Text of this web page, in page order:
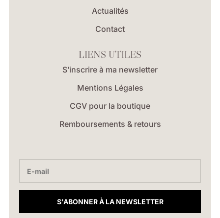
Actualités
Contact
LIENS UTILES
S’inscrire à ma newsletter
Mentions Légales
CGV pour la boutique
Remboursements & retours
S'ABONNER À LA NEWSLETTER